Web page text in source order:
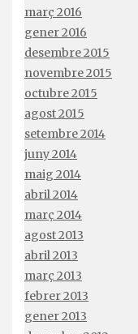
març 2016
gener 2016
desembre 2015
novembre 2015
octubre 2015
agost 2015
setembre 2014
juny 2014
maig 2014
abril 2014
març 2014
agost 2013
abril 2013
març 2013
febrer 2013
gener 2013